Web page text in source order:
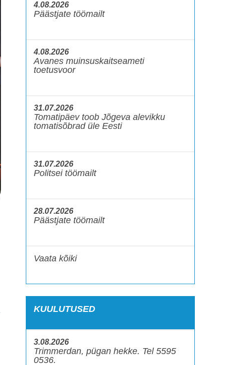
4.08.2026
Päästjate töömailt
4.08.2026
Avanes muinsuskaitseameti
toetusvoor
31.07.2026
Tomatipäev toob Jõgeva alevikku
tomatisõbrad üle Eesti
31.07.2026
Politsei töömailt
28.07.2026
Päästjate töömailt
Vaata kõiki
KUULUTUSED
3.08.2026
Trimmerdan, pügan hekke. Tel 5595
0536.